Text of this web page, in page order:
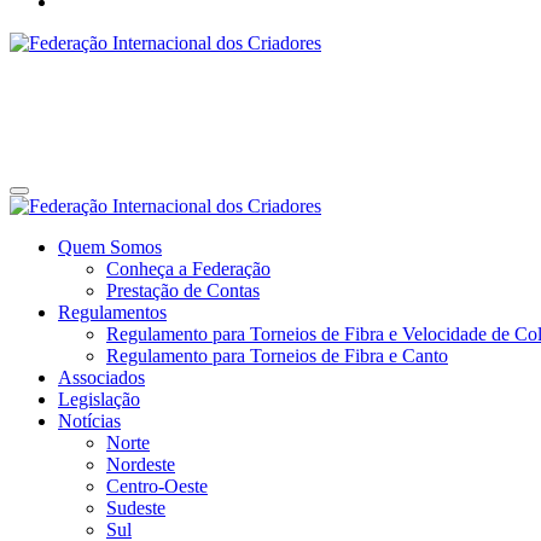
Site da Federação Internacional dos Criadores de Pássaros
Quem Somos
Conheça a Federação
Prestação de Contas
Regulamentos
Regulamento para Torneios de Fibra e Velocidade de
Regulamento para Torneios de Fibra e Canto
Associados
Legislação
Notícias
Norte
Nordeste
Centro-Oeste
Sudeste
Sul